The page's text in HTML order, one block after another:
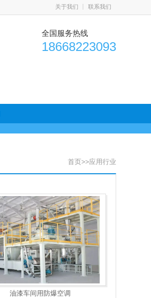
关于我们 联系我们
全国服务热线
18668223093
首页>>应用行业
油漆车间用防爆空调